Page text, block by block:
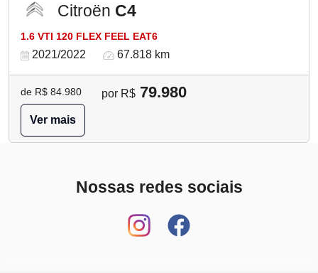
Citroën C4
1.6 VTI 120 FLEX FEEL EAT6
2021/2022 67.818 km
de R$ 84.980 por R$ 79.980
Ver mais
Nossas redes sociais